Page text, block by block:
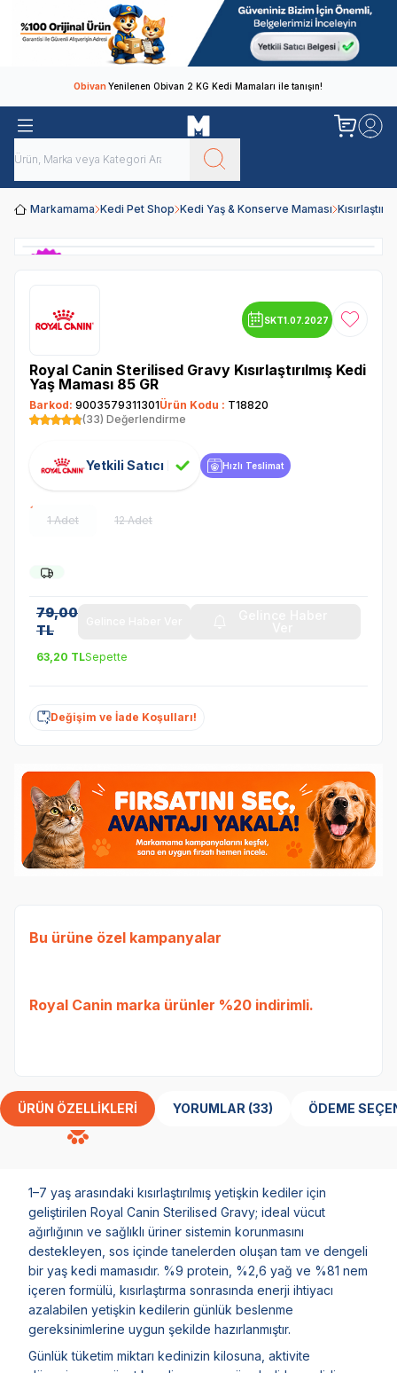
ObivanYenilenen Obivan 2 KG Kedi Mamaları ile tanışın!
Markamama Kedi Pet Shop Kedi Yaş & Konserve Maması
SKT1.07.2027 Favoriye
Royal Canin Sterilised Gravy Kısırlaştırılmış Kedi
Yaş Maması 85 GR
Barkod: 9003579311301Ürün Kodu : T18820
(33) Değerlendirme
Yetkili Satıcı Hızlı Teslimat
1 Adet 12 Adet
79,00
TL
63,20 TLSepette
Değişim ve İade Koşulları!
Bu ürüne özel kampanyalar
Royal Canin marka ürünler %20 indirimli.
ÜRÜN ÖZELLIKLERI YORUMLAR (33) ÖDEME
1–7 yaş arasındaki kısırlaştırılmış yetişkin kediler için
geliştirilen Royal Canin Sterilised Gravy; ideal vücut
ağırlığının ve sağlıklı üriner sistemin korunmasını
destekleyen, sos içinde tanelerden oluşan tam ve dengeli
bir yaş kedi mamasıdır. %9 protein, %2,6 yağ ve %81 nem
içeren formülü, kısırlaştırma sonrasında enerji ihtiyacı
azalabilen yetişkin kedilerin günlük beslenme
gereksinimlerine uygun şekilde hazırlanmıştır.
Günlük tüketim miktarı kedinizin kilosuna, aktivite